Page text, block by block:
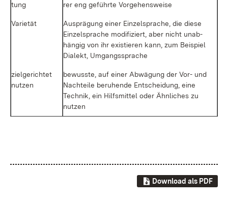
tung
rer eng ge­führ­te Vor­ge­hens­wei­se
Va­rie­tät
Aus­prä­gung ei­ner Ein­zel­spra­che, die die­se
Ein­zel­spra­che mo­di­fi­ziert, aber nicht un­ab­
hän­gig von ihr exis­tie­ren kann, zum Bei­spiel
Dia­lekt, Um­gangs­spra­che
ziel­ge­rich­tet
nut­zen
be­wuss­te, auf ei­ner Ab­wä­gung der Vor- und
Nach­tei­le be­ru­hen­de Ent­schei­dung, ei­ne
Tech­nik, ein Hilfs­mit­tel oder Ähn­li­ches zu
nut­zen
Download als PDF